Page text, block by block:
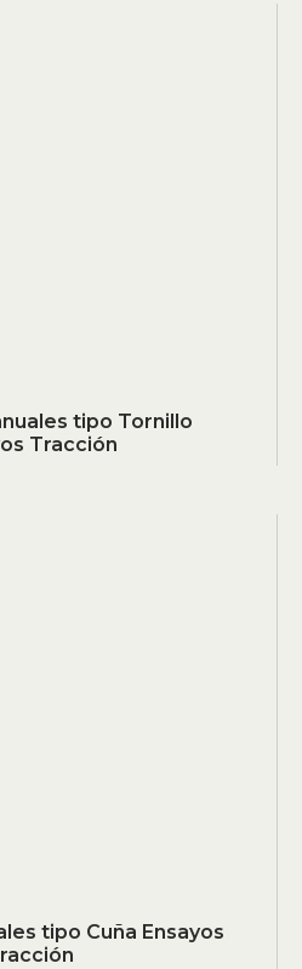
tipo Tornillo
Tracción
tipo Cuña Ensayos